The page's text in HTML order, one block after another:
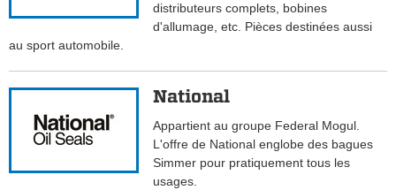
distributeurs complets, bobines
d'allumage, etc. Pièces destinées aussi
au sport automobile.
National
Appartient au groupe Federal Mogul.
L'offre de National englobe des bagues
Simmer pour pratiquement tous les
usages.